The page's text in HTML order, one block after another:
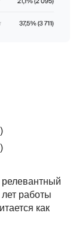
релевантный
лет работы
как